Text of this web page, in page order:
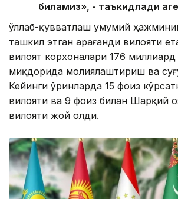
биламиз», - таъкидлади
Қўллаб-қувватлаш умумий
ташкил этган Қарағанди вилояти
вилоят корхоналари 176 миллиард
миқдорида молиялаштириш ва
Кейинги ўринларда 15 фоиз
вилояти ва 9 фоиз билан Шарқий
вилояти жой олди.